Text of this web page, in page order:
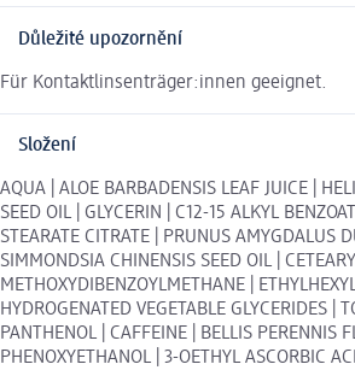
Důležité upozornění
Für Kontaktlinsenträger:innen geeignet.
Složení
AQUA | ALOE BARBADENSIS LEAF JUICE |
SEED OIL | GLYCERIN | C12-15 ALKYL
STEARATE CITRATE | PRUNUS AMYGDALUS
SIMMONDSIA CHINENSIS SEED OIL |
METHOXYDIBENZOYLMETHANE |
HYDROGENATED VEGETABLE GLYCERIDES |
PANTHENOL | CAFFEINE | BELLIS PERENNIS
PHENOXYETHANOL | 3-OETHYL ASCORBIC